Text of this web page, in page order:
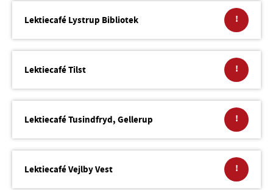
Lektiecafé Lystrup Bibliotek !
Lektiecafé Tilst !
Lektiecafé Tusindfryd, Gellerup !
Lektiecafé Vejlby Vest !